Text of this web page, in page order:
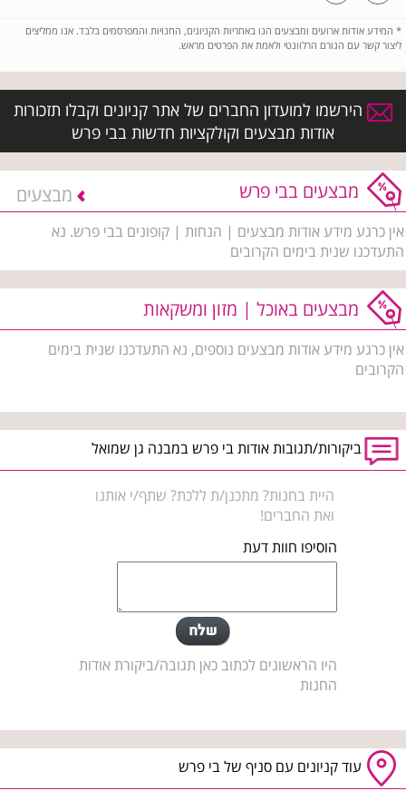
* המידע אודות ארועים ומבצעים הנו באחריות הקניונים, החנויות והמפרסמים בלבד. אנו ממליצים
ליצור קשר עם הגורם הרלוונטי ולאמת את הפרטים מראש.
הירשמו למועדון החברים של אתר קניונים וקבלו תזכורות
אודות מבצעים וקולקציות חדשות בבי פרש
מבצעים בבי פרש מבצעים
אין כרגע מידע אודות מבצעים | הנחות | קופונים בבי פרש. נא
התעדכנו שנית בימים הקרובים
מבצעים באוכל | מזון ומשקאות
אין כרגע מידע אודות מבצעים נוספים, נא התעדכנו שנית בימים
הקרובים
ביקורות/תגובות אודות בי פרש במבנה גן שמואל
היית בחנות? מתכנן/ת ללכת? שתף/י אותנו
ואת החברים!
הוסיפו חוות דעת
היו הראשונים לכתוב כאן תגובה/ביקורת אודות
החנות
עוד קניונים עם סניף של בי פרש